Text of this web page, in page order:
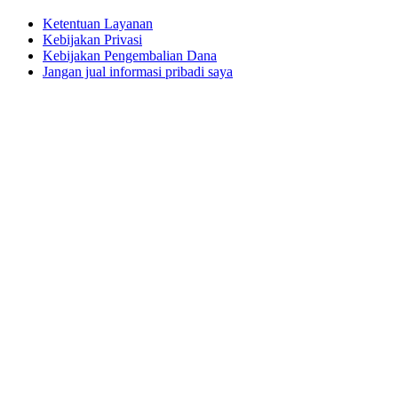
Ketentuan Layanan
Kebijakan Privasi
Kebijakan Pengembalian Dana
Jangan jual informasi pribadi saya